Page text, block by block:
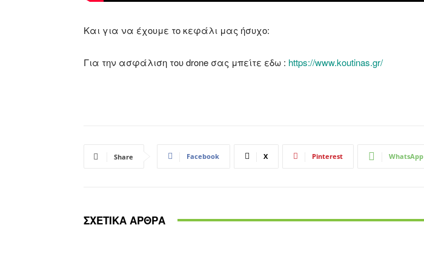
Και για να έχουμε το κεφάλι μας ήσυχο:
Για την ασφάλιση του drone σας μπείτε εδω : https://www.koutinas.gr/
Share Facebook X Pinterest WhatsApp
ΣΧΕΤΙΚΑ ΑΡΘΡΑ